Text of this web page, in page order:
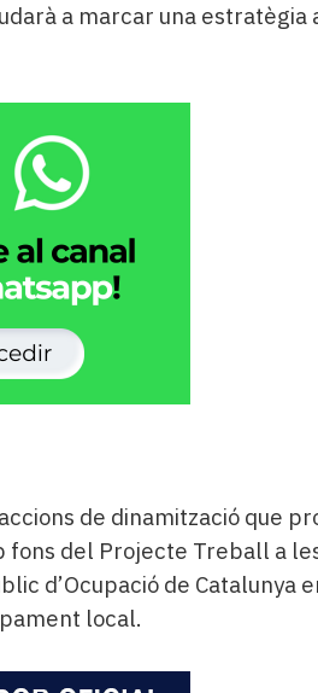
a marcar una estratègia
de dinamització que
fons del Projecte Treball a
d’Ocupació de Catalunya
local.